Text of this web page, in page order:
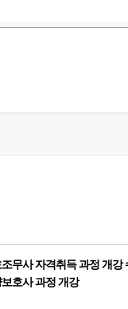
무사 자격취득 과정 개강
호사 과정 개강